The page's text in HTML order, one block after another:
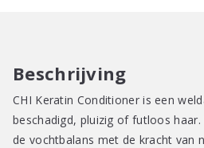
Beschrijving
CHI Keratin Conditioner is een
beschadigd, pluizig of futloos
de vochtbalans met de kracht van